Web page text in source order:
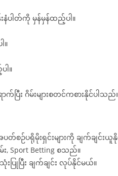
နံပါတ်ကို မှန်မှန်ထည့်ပါ။
။
ါ။
း ဂိမ်းများစတင်ကစားနိုင်ပါသည်
စဉ်ပရိုမိုးရှင်းများကို ချက်ချင်းယူ
မ်း, Sport Betting စသည်။
းပြုပြီး ချက်ချင်း လုပ်နိုင်မယ်။